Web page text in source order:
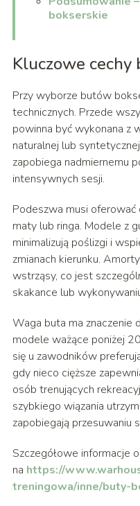
bokserskie
Kluczowe
Przy wyborze butów
technicznych. Przede
powinna być wykonana z
naturalnej lub
zapobiega nadmiernemu
intensywnych sesji.
Podeszwa musi
maty lub ringa. Modele z
minimalizują poślizgi i
zmianach kierunku.
wstrząsy, co jest
skakance lub
Waga buta ma znaczenie
modele ważące poniżej
się u zawodników
gdy nieco cięższe
osób trenujących
szybkiego wiązania
zapobiegają przesuwaniu
Szczegółowe informacje
na https://
treningowa/inne/buty-